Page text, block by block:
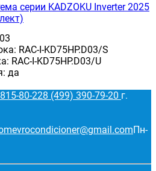
серии KADZOKU Inverter 2025
RAC-I-KD75HP.D03/S
RAC-I-KD75HP.D03/U
да
80-228 (499) 390-79-20 г.
evrocondicioner@gmail.comПн-